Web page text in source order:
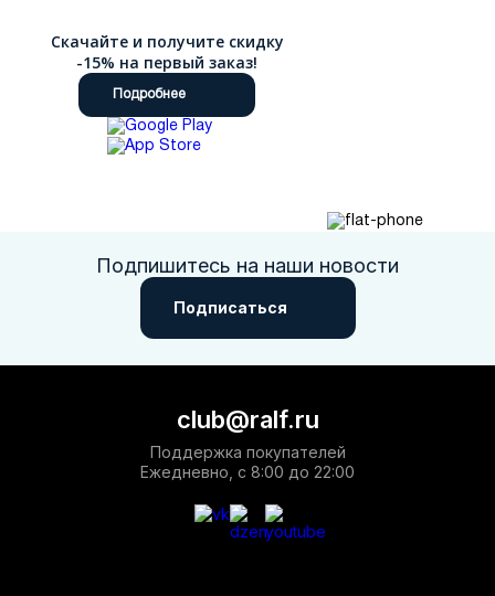
Скачайте и получите скидку
-15% на первый заказ!
Подробнее
Подпишитесь на наши новости
Подписаться
club@ralf.ru
Поддержка покупателей
Ежедневно, с 8:00 до 22:00